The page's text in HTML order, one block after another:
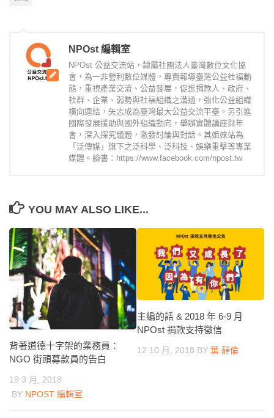
NPOst 編輯室
NPOst 公益交流站，隸屬社團法人臺灣數位文化協
會，為一非營利數位媒體，專責報導臺灣公益社福動
態，重視產業交流、公益發展，促進捐款人、政府、
社群、企業、弱勢與社福組織之溝通，強化公益組織
橫向連結，矢志成為臺灣最大公益交流平臺。另引進
國際發展援助與國外組織動向，舉辦實體講座與年
會，深入探究議題，激發討論與對話。其姐妹站為
「泛傳媒」旗下之泛科學、泛科技、娛樂重擊等專業
媒體。臉書：https://www.facebook.com/npost.tw
YOU MAY ALSO LIKE...
背著道德十字架的業務員：
NGO 街頭募款員的告白
19 3 月, 2018
BY NPOST 編輯室
主編的話 & 2018 年 6-9 月
NPOst 捐款支持徵信
12 10 月, 2018 BY 葉 靜倫